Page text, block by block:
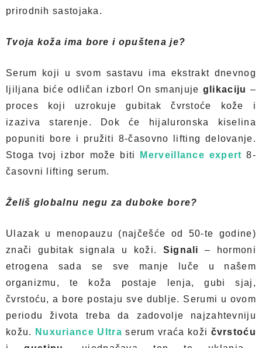
prirodnih sastojaka.
Tvoja koža ima bore i opuštena je?
Serum koji u svom sastavu ima ekstrakt dnevnog
ljiljana biće odličan izbor! On smanjuje glikaciju –
proces koji uzrokuje gubitak čvrstoće kože i
izaziva starenje. Dok će hijaluronska kiselina
popuniti bore i pružiti 8-časovno lifting delovanje.
Stoga tvoj izbor može biti
Merveillance expert 8-
časovni lifting serum.
Želiš globalnu negu za duboke bore?
Ulazak u menopauzu (najčešće od 50-te godine)
znači gubitak signala u koži. Signali
– hormoni
etrogena sada se sve manje luče u našem
organizmu, te koža postaje lenja, gubi sjaj,
čvrstoću, a bore postaju sve dublje. Serumi u ovom
periodu života treba da zadovolje najzahtevniju
kožu.
Nuxuriance Ultra serum vraća koži čvrstoću